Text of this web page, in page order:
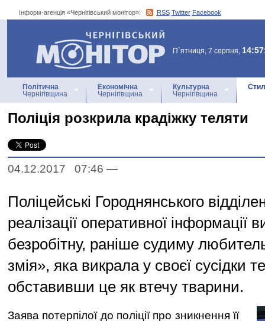
Інформ-агенція «Чернігівський монітор»: RSS Twitter Facebook
Інформ-агенція
«Чернігівський монітор»
П`ятниця, 7 серпня,
Політична
Чернігівщина
Економічна
Чернігівщина
Культурна
Чернігівщина
Поліція розкрила крадіжку теляти
04.12.2017 07:46 —
Поліцейські Городнянського
реалізації оперативної інформації
безробітну, раніше судиму
змія», яка викрала у своєї сусідки
обставивши це як втечу тварини.
Заява потерпілої до поліції про зникнення її